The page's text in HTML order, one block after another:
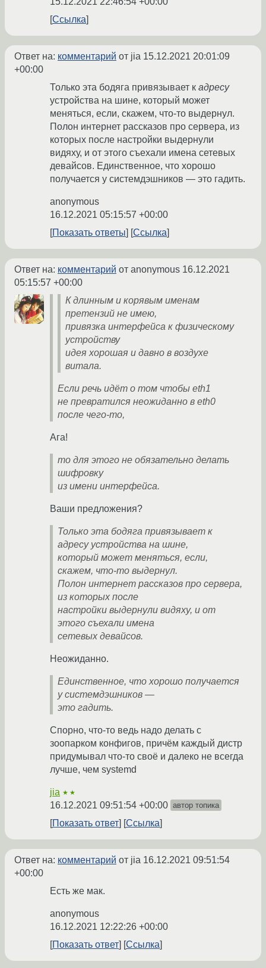
Ссылка
Ответ на: комментарий от jia 15.12.2021 20:01:09
+00:00
Только эта бодяга привязывает к адресу
устройства на шине, который может
меняться, если, скажем, что-то выдернул.
Полон интернет рассказов про сервера, из
которых после настройки выдернули
видяху, и от этого съехали имена сетевых
девайсов. Единственное, что хорошо
получается у системдэшников — это гадить.
anonymous
16.12.2021 05:15:57 +00:00
Показать ответы
Ссылка
Ответ на: комментарий от anonymous 16.12.2021
05:15:57 +00:00
К длинным и корявым именам
претензий не имею,
привязка интерфейса к физическому
устройству
идея хорошая и давно в воздухе
витала.
Если речь идёт о том чтобы eth1
не превратился неожиданно в eth0
после чего-то,
Ага!
то для этого не обязательно делать
шифровку
из имени интерфейса.
Ваши предложения?
Только эта бодяга привязывает к
адресу устройства на шине,
который может меняться, если,
скажем, что-то выдернул.
Полон интернет рассказов про сервера,
из которых после
настройки выдернули видяху, и от
этого съехали имена
сетевых девайсов.
Неожиданно.
Единственное, что хорошо получается
у системдэшников —
это гадить.
Спорно, что-то ведь надо делать с
зоопарком конфигов, причём каждый дистр
придумывал что-то своё и далеко не всегда
лучше, чем systemd
jia ★★
16.12.2021 09:51:54 +00:00 автор топика
Показать ответ Ссылка
Ответ на: комментарий от jia 16.12.2021 09:51:54
+00:00
Есть же мак.
anonymous
16.12.2021 12:22:26 +00:00
Показать ответ
Ссылка